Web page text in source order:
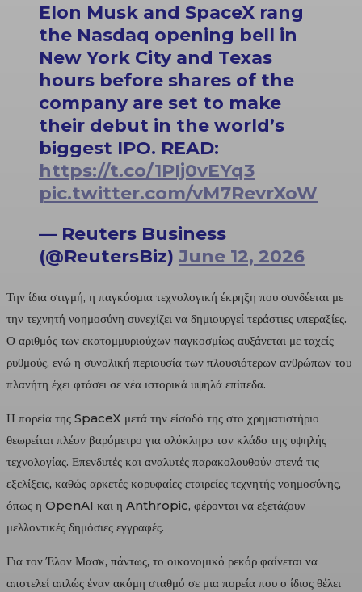
Elon Musk and SpaceX rang
the Nasdaq opening bell in
New York City and Texas
hours before shares of the
company are set to make
their debut in the world’s
biggest IPO. READ:
https://t.co/1PIj0vEYq3
pic.twitter.com/vM7RevrXoW
— Reuters Business
(@ReutersBiz) June 12, 2026
Την ίδια στιγμή, η παγκόσμια τεχνολογική έκρηξη που συνδέεται με
την τεχνητή νοημοσύνη συνεχίζει να δημιουργεί τεράστιες υπεραξίες.
Ο αριθμός των εκατομμυριούχων παγκοσμίως αυξάνεται με ταχείς
ρυθμούς, ενώ η συνολική περιουσία των πλουσιότερων ανθρώπων του
πλανήτη έχει φτάσει σε νέα ιστορικά υψηλά επίπεδα.
Η πορεία της SpaceX μετά την είσοδό της στο χρηματιστήριο
θεωρείται πλέον βαρόμετρο για ολόκληρο τον κλάδο της υψηλής
τεχνολογίας. Επενδυτές και αναλυτές παρακολουθούν στενά τις
εξελίξεις, καθώς αρκετές κορυφαίες εταιρείες τεχνητής νοημοσύνης,
όπως η OpenAI και η Anthropic, φέρονται να εξετάζουν
μελλοντικές δημόσιες εγγραφές.
Για τον Έλον Μασκ, πάντως, το οικονομικό ρεκόρ φαίνεται να
αποτελεί απλώς έναν ακόμη σταθμό σε μια πορεία που ο ίδιος θέλει